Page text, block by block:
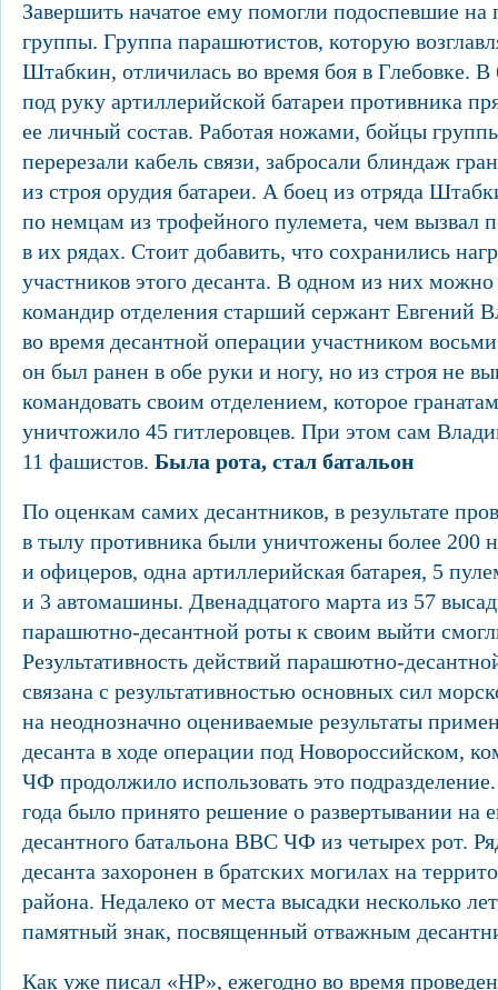
Завершить начатое ему помогли подоспевшие на
группы. Группа парашютистов, которую
Штабкин, отличилась во время боя в Глебовке.
под руку артиллерийской батареи противника
ее личный состав. Работая ножами, бойцы
перерезали кабель связи, забросали блиндаж
из строя орудия батареи. А боец из отряда
по немцам из трофейного пулемета, чем вызвал
в их рядах. Стоит добавить, что сохранились
участников этого десанта. В одном из них
командир отделения старший сержант Евгений
во время десантной операции участником
он был ранен в обе руки и ногу, но из строя не
командовать своим отделением, которое
уничтожило 45 гитлеровцев. При этом сам
11 фашистов. Была рота, стал батальон
По оценкам самих десантников, в результате
в тылу противника были уничтожены более 200
и офицеров, одна артиллерийская батарея, 5
и 3 автомашины. Двенадцатого марта из 57
парашютно-десантной роты к своим выйти
Результативность действий парашютно-
связана с результативностью основных сил
на неоднозначно оцениваемые результаты
десанта в ходе операции под Новороссийском,
ЧФ продолжило использовать это
года было принято решение о развертывании на
десантного батальона ВВС ЧФ из четырех рот.
десанта захоронен в братских могилах на
района. Недалеко от места высадки несколько
памятный знак, посвященный отважным
Как уже писал «НР», ежегодно во время